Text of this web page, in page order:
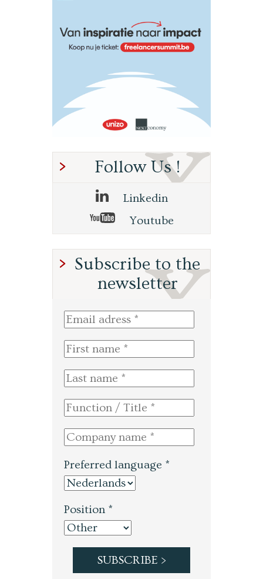
Follow Us !
Linkedin
Youtube
Subscribe to the
newsletter
Preferred language *
Position *